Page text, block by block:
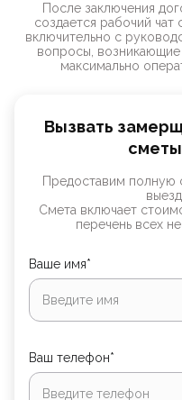
После заключения
создается рабочий
включительно с
вопросы,
максимально
Вызвать
Предоставим полную
Смета включает
перечень всех
Ваше имя*
Ваш телефон*